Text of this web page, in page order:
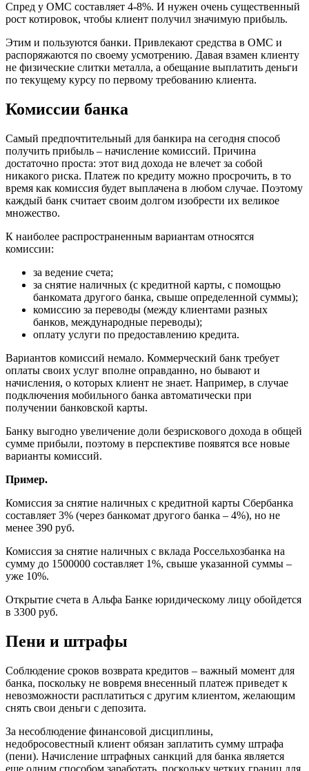
Спред у ОМС составляет 4-8%. И нужен очень существенный
рост котировок, чтобы клиент получил значимую прибыль.
Этим и пользуются банки. Привлекают средства в ОМС и
распоряжаются по своему усмотрению. Давая взамен клиенту
не физические слитки металла, а обещание выплатить деньги
по текущему курсу по первому требованию клиента.
Комиссии банка
Самый предпочтительный для банкира на сегодня способ
получить прибыль – начисление комиссий. Причина
достаточно проста: этот вид дохода не влечет за собой
никакого риска. Платеж по кредиту можно просрочить, в то
время как комиссия будет выплачена в любом случае. Поэтому
каждый банк считает своим долгом изобрести их великое
множество.
К наиболее распространенным вариантам относятся
комиссии:
за ведение счета;
за снятие наличных (с кредитной карты, с помощью
банкомата другого банка, свыше определенной суммы);
комиссию за переводы (между клиентами разных
банков, международные переводы);
оплату услуги по предоставлению кредита.
Вариантов комиссий немало. Коммерческий банк требует
оплаты своих услуг вполне оправданно, но бывают и
начисления, о которых клиент не знает. Например, в случае
подключения мобильного банка автоматически при
получении банковской карты.
Банку выгодно увеличение доли безрискового дохода в общей
сумме прибыли, поэтому в перспективе появятся все новые
варианты комиссий.
Пример.
Комиссия за снятие наличных с кредитной карты Сбербанка
составляет 3% (через банкомат другого банка – 4%), но не
менее 390 руб.
Комиссия за снятие наличных с вклада Россельхозбанка на
сумму до 1500000 составляет 1%, свыше указанной суммы –
уже 10%.
Открытие счета в Альфа Банке юридическому лицу обойдется
в 3300 руб.
Пени и штрафы
Соблюдение сроков возврата кредитов – важный момент для
банка, поскольку не вовремя внесенный платеж приведет к
невозможности расплатиться с другим клиентом, желающим
снять свои деньги с депозита.
За несоблюдение финансовой дисциплины,
недобросовестный клиент обязан заплатить сумму штрафа
(пени). Начисление штрафных санкций для банка является
еще одним способом заработать, поскольку четких границ для